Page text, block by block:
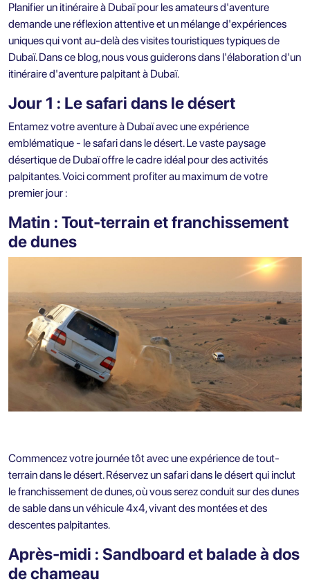
Planifier un itinéraire à Dubaï pour les amateurs d'aventure
demande une réflexion attentive et un mélange d'expériences
uniques qui vont au-delà des visites touristiques typiques de
Dubaï. Dans ce blog, nous vous guiderons dans l'élaboration d'un
itinéraire d'aventure palpitant à Dubaï.
Jour 1 : Le safari dans le désert
Entamez votre aventure à Dubaï avec une expérience
emblématique - le safari dans le désert. Le vaste paysage
désertique de Dubaï offre le cadre idéal pour des activités
palpitantes. Voici comment profiter au maximum de votre
premier jour :
Matin : Tout-terrain et franchissement
de dunes
Commencez votre journée tôt avec une expérience de tout-
terrain dans le désert. Réservez un safari dans le désert qui inclut
le franchissement de dunes, où vous serez conduit sur des dunes
de sable dans un véhicule 4x4, vivant des montées et des
descentes palpitantes.
Après-midi : Sandboard et balade à dos
de chameau